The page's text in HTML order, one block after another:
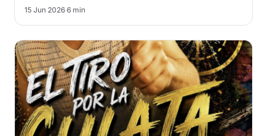
15 Jun 2026·6 min